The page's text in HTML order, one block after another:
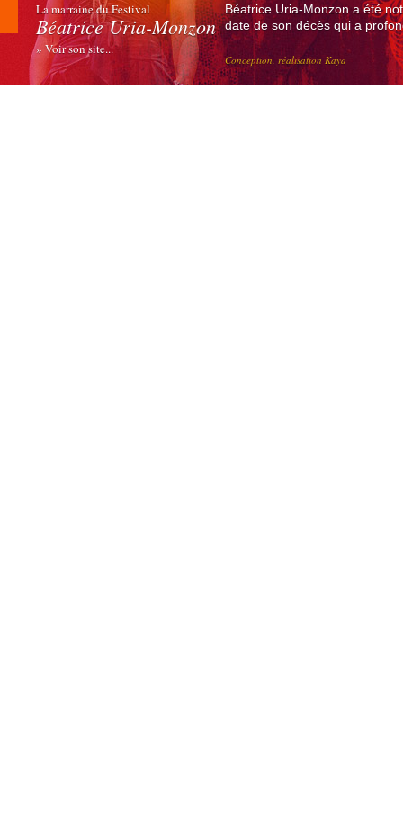
La marraine du Festival
Béatrice Uria-Monzon
» Voir son site...
Béatrice Uria-Monzon a été
date de son décès qui a
Conception, réalisation Kaya